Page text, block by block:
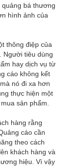
quảng bá thương
hình ảnh của
thông điệp của
Người tiêu dùng
hay dịch vụ từ
cáo không kết
nó đi xa hơn
thực hiện một
sản phẩm.
hàng rằng
cáo cần
theo cách
khách hàng và
hiệu. Vì vậy